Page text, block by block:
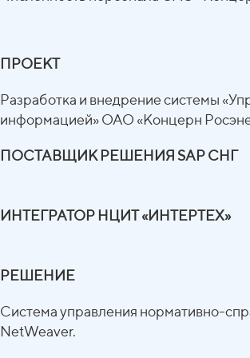
ПРОЕКТ
Разработка и внедрение системы
информацией» ОАО «Концерн
ПОСТАВЩИК РЕШЕНИЯ SАР СНГ
ИНТЕГРАТОР НЦИТ «ИНТЕРТЕХ»
РЕШЕНИЕ
Система управления нормативно-
NetWeaver.